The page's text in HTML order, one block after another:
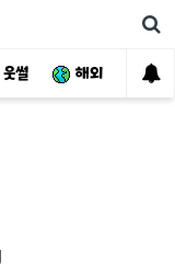
웃썰 해외 핫